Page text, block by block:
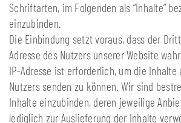
Schriftarten, im Folgenden als “Inhalte”
einzubinden.
Die Einbindung setzt voraus, dass der
Adresse des Nutzers unserer Website
IP-Adresse ist erforderlich, um die Inhalte
Nutzers senden zu können. Wir sind
Inhalte einzubinden, deren jeweilige
lediglich zur Auslieferung der Inhalte